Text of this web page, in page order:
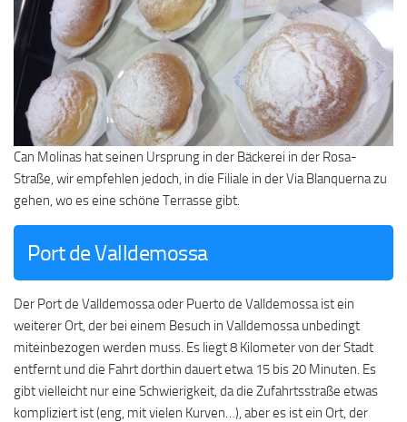
Can Molinas hat seinen Ursprung in der Bäckerei in der Rosa-
Straße, wir empfehlen jedoch, in die Filiale in der Via Blanquerna zu
gehen, wo es eine schöne Terrasse gibt.
Port de Valldemossa
Der Port de Valldemossa oder Puerto de Valldemossa ist ein
weiterer Ort, der bei einem Besuch in Valldemossa unbedingt
miteinbezogen werden muss. Es liegt 8 Kilometer von der Stadt
entfernt und die Fahrt dorthin dauert etwa 15 bis 20 Minuten. Es
gibt vielleicht nur eine Schwierigkeit, da die Zufahrtsstraße etwas
kompliziert ist (eng, mit vielen Kurven…), aber es ist ein Ort, der